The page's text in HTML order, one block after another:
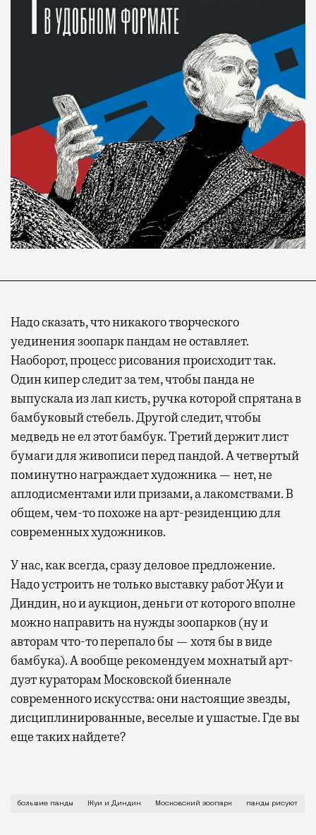
Надо сказать, что никакого творческого
уединения зоопарк пандам не оставляет.
Наоборот, процесс рисования происходит так.
Один кипер следит за тем, чтобы панда не
выпускала из лап кисть, ручка которой спрятана в
бамбуковый стебель. Другой следит, чтобы
медведь не ел этот бамбук. Третий держит лист
бумаги для живописи перед пандой. А четвертый
поминутно награждает художника — нет, не
аплодисментами или призами, а лакомствами. В
общем, чем-то похоже на арт-резиденцию для
современных художников.
У нас, как всегда, сразу деловое предложение.
Надо устроить не только выставку работ Жуи и
Диндин, но и аукцион, деньги от которого вполне
можно направить на нужды зоопарков (ну и
авторам что-то перепало бы — хотя бы в виде
бамбука). А вообще рекомендуем мохнатый арт-
дуэт кураторам Московской биеннале
современного искусства: они настоящие звезды,
дисциплинированные, веселые и ушастые. Где вы
еще таких найдете?
Для этого их сейчас учат рисовать.Панд нужно
большие панды Жуи и Диндин Московский зоопарк панды рисуют